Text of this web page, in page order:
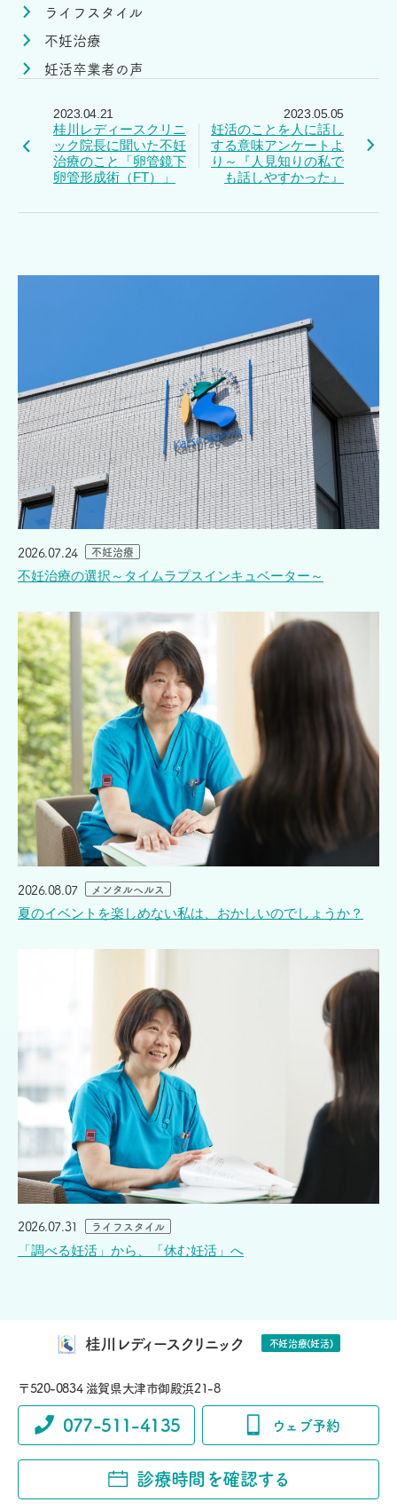
ライフスタイル
不妊治療
妊活卒業者の声
2023.04.21
桂川レディースクリニ
ック院長に聞いた不妊
治療のこと「卵管鏡下
卵管形成術（FT）」
2023.05.05
妊活のことを人に話し
する意味アンケートよ
り～『人見知りの私で
も話しやすかった』
2026.07.24
不妊治療
不妊治療の選択～タイムラプスインキュベーター～
2026.08.07
メンタルヘルス
夏のイベントを楽しめない私は、おかしいのでしょうか？
2026.07.31
ライフスタイル
「調べる妊活」から、「休む妊活」へ
桂川レディースクリニック 不妊治療(妊活)
〒520-0834 滋賀県大津市御殿浜21-8
077-511-4135 ウェブ予約
診療時間を確認する